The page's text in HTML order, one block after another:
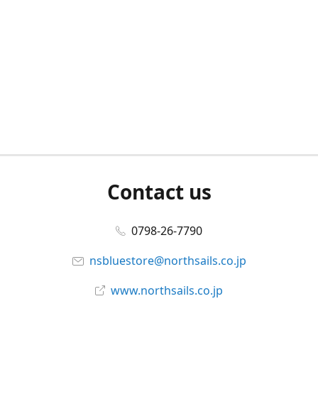
Contact us
0798-26-7790
nsbluestore@northsails.co.jp
www.northsails.co.jp